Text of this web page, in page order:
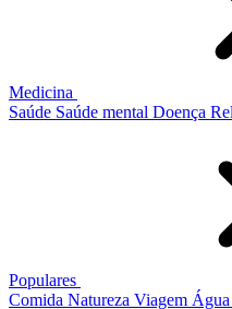
Medicina
Saúde Saúde mental Doença
Populares
Comida Natureza Viagem Água